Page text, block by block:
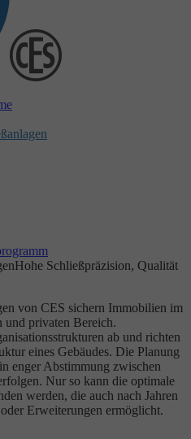
Hohe Schließpräzision, Qualität
von CES sichern Immobilien im
und privaten Bereich.
ab und richten
eines Gebäudes. Die Planung
enger Abstimmung zwischen
Nur so kann die optimale
werden, die auch nach Jahren
Erweiterungen ermöglicht.